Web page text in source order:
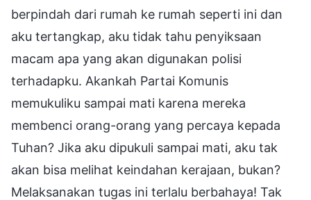
berpindah dari rumah ke rumah seperti ini dan
aku tertangkap, aku tidak tahu penyiksaan
macam apa yang akan digunakan polisi
terhadapku. Akankah Partai Komunis
memukuliku sampai mati karena mereka
membenci orang-orang yang percaya kepada
Tuhan? Jika aku dipukuli sampai mati, aku tak
akan bisa melihat keindahan kerajaan, bukan?
Melaksanakan tugas ini terlalu berbahaya! Tak